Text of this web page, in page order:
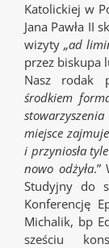
Katolickiej w
Jana Pawła II
wizyty „ad
przez biskupa
Nasz rodak
środkiem
miejsce
i przyniosła
nowo odżyła.”
Studyjny do
Konferencję
Michalik, bp
sześciu